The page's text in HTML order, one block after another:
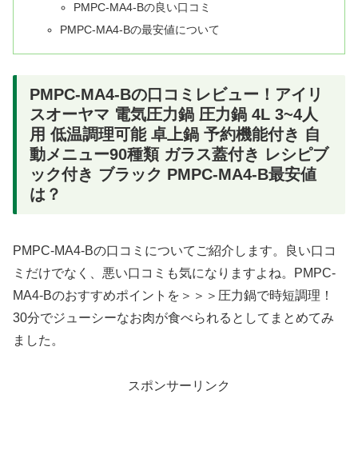
PMPC-MA4-Bの良い口コミ
PMPC-MA4-Bの最安値について
PMPC-MA4-Bの口コミレビュー！アイリ
スオーヤマ 電気圧力鍋 圧力鍋 4L 3~4人
用 低温調理可能 卓上鍋 予約機能付き 自
動メニュー90種類 ガラス蓋付き レシピブ
ック付き ブラック PMPC-MA4-B最安値
は？
PMPC-MA4-Bの口コミについてご紹介します。良い口コ
ミだけでなく、悪い口コミも気になりますよね。PMPC-
MA4-Bのおすすめポイントを＞＞＞圧力鍋で時短調理！
30分でジューシーなお肉が食べられるとしてまとめてみ
ました。
スポンサーリンク